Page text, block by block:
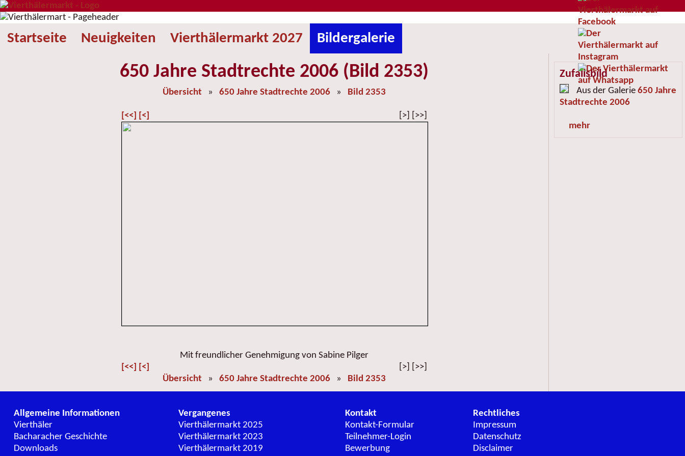
Startseite Neuigkeiten Vierthälermarkt 2027 Bildergalerie
650 Jahre Stadtrechte 2006 (Bild 2353)
Übersicht » 650 Jahre Stadtrechte 2006 » Bild 2353
[<<] [<] [>] [>>]
Mit freundlicher Genehmigung von Sabine Pilger
[<<] [<]
[>] [>>]
Übersicht » 650 Jahre Stadtrechte 2006 » Bild 2353
Zufallsbild
Aus der Galerie 650 Jahre
Stadtrechte 2006
mehr
Allgemeine Informationen
Vierthäler
Bacharacher Geschichte
Downloads
Vergangenes
Vierthälermarkt 2025
Vierthälermarkt 2023
Vierthälermarkt 2019
Kontakt
Kontakt-Formular
Teilnehmer-Login
Bewerbung
Rechtliches
Impressum
Datenschutz
Disclaimer